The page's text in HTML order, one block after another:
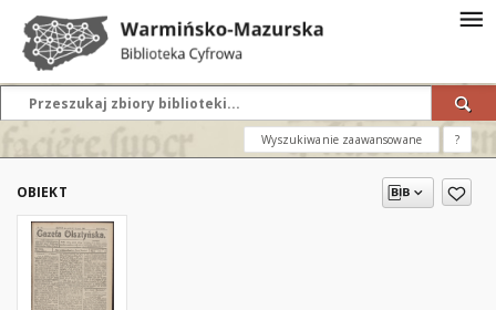
Wyszukiwanie zaawansowane ?
OBIEKT